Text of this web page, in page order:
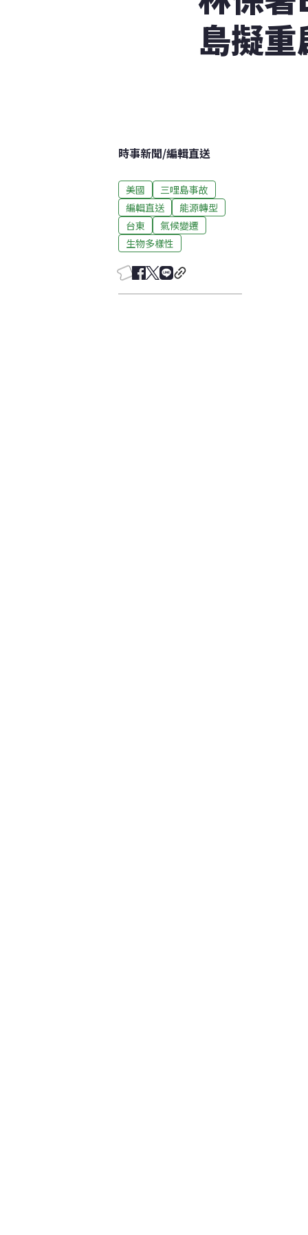
島擬
時事新聞/編輯直送
美國
三哩島事故
編輯直送
能源轉型
台東
氣候變遷
生物多樣性